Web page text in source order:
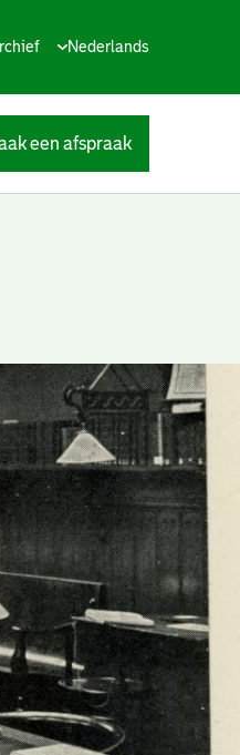
Huidige
Nederlands
een afspraak